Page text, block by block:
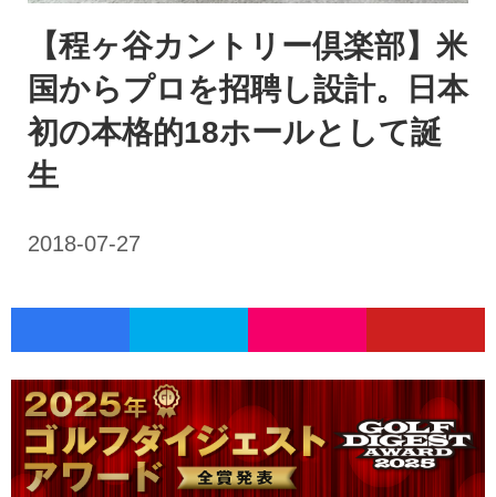
【程ヶ谷カントリー倶楽部】米
国からプロを招聘し設計。日本
初の本格的18ホールとして誕
生